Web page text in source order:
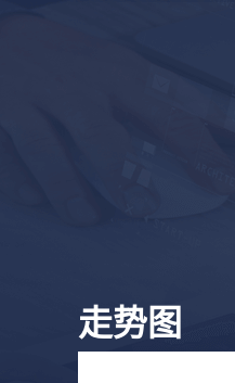
走势图